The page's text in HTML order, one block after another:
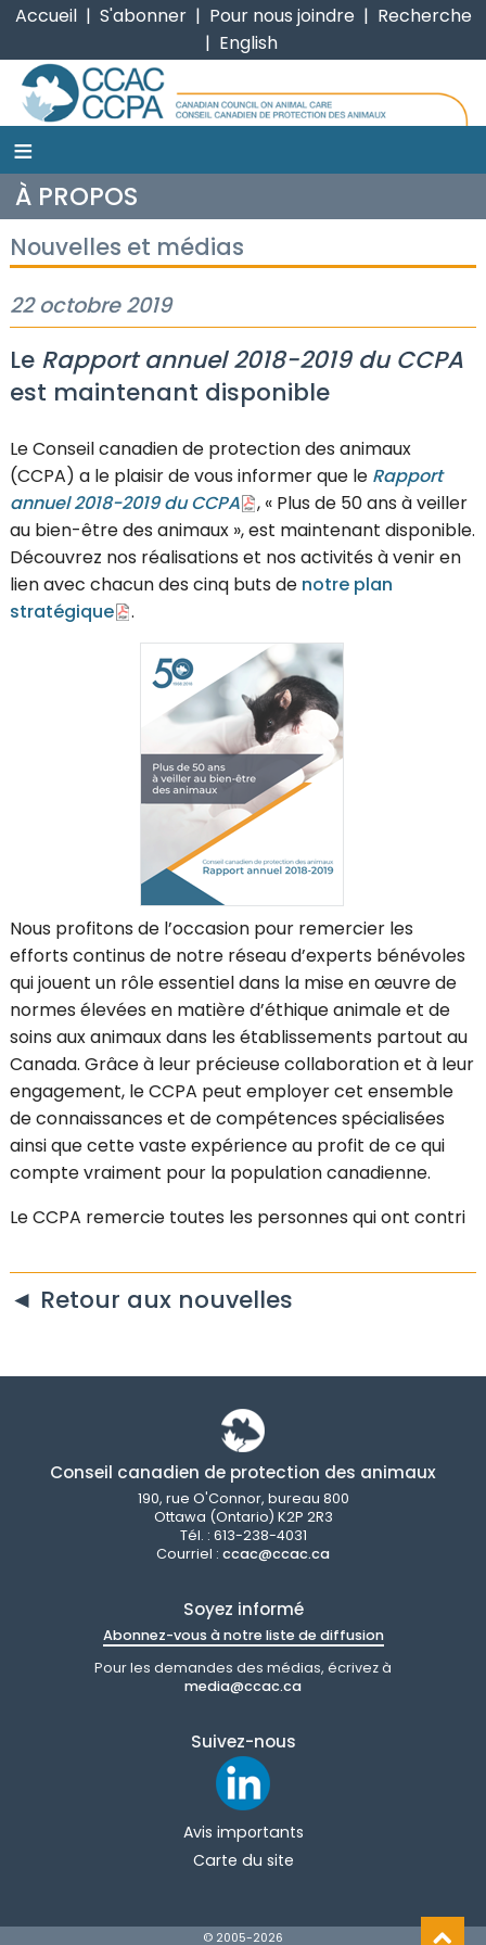
Accueil | S'abonner | Pour nous joindre | Recherche
| English
CCPA
≡
À PROPOS
Nouvelles et médias
22 octobre 2019
Le Rapport annuel 2018-2019 du CCPA
est maintenant disponible
Le Conseil canadien de protection des animaux
(CCPA) a le plaisir de vous informer que le Rapport
annuel 2018-2019 du CCPA
, « Plus de 50 ans à veiller
au bien-être des animaux », est maintenant disponible.
Découvrez nos réalisations et nos activités à venir en
lien avec chacun des cinq buts de notre plan
stratégique
.
Nous profitons de l’occasion pour remercier les
efforts continus de notre réseau d’experts bénévoles
qui jouent un rôle essentiel dans la mise en œuvre de
normes élevées en matière d’éthique animale et de
soins aux animaux dans les établissements partout au
Canada. Grâce à leur précieuse collaboration et à leur
engagement, le CCPA peut employer cet ensemble
de connaissances et de compétences spécialisées
ainsi que cette vaste expérience au profit de ce qui
compte vraiment pour la population canadienne.
Le CCPA remercie toutes les personnes qui ont contri
◄ Retour aux nouvelles
Conseil canadien de protection des animaux
190, rue O'Connor, bureau 800
Ottawa (Ontario) K2P 2R3
Tél. : 613-238-4031
Courriel : ccac@ccac.ca
Soyez informé
Abonnez-vous à notre liste de diffusion
Pour les demandes des médias, écrivez à
media@ccac.ca
Suivez-nous
Avis importants
Carte du site
© 2005-2026